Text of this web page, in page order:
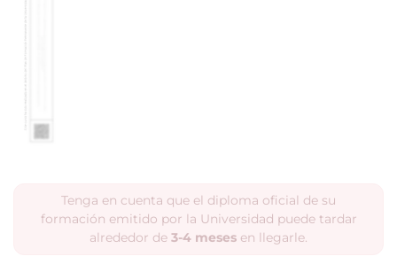
Tenga en cuenta que el diploma oficial de su
formación emitido por la Universidad puede tardar
alrededor de 3-4 meses en llegarle.